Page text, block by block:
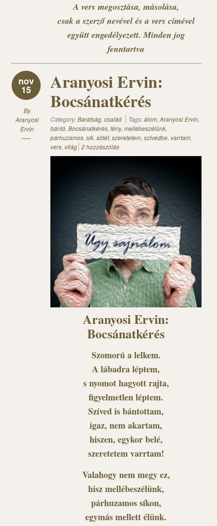
A vers megosztása, másolása,
csak a szerző nevével és a vers címével
együtt engedélyezett. Minden jog
fenntartva
nov
15
By
Aranyosi
Ervin
Aranyosi Ervin:
Bocsánatkérés
Category:Barátság, család Tags:álom, Aranyosi Ervin,
bántó, Bocsánatkérés, fény, mellébeszélünk,
párhuzamos, sík, sötét, szeretetem, szívedbe, varrtam,
vers, világ 2 hozzászólás
Aranyosi Ervin:
Bocsánatkérés
Szomorú a lelkem.
A lábadra léptem,
s nyomot hagyott rajta,
figyelmetlen léptem.
Szíved is bántottam,
igaz, nem akartam,
hiszen, egykor belé,
szeretetem varrtam!
Valahogy nem megy ez,
hisz mellébeszélünk,
párhuzamos síkon,
egymás mellett élünk.